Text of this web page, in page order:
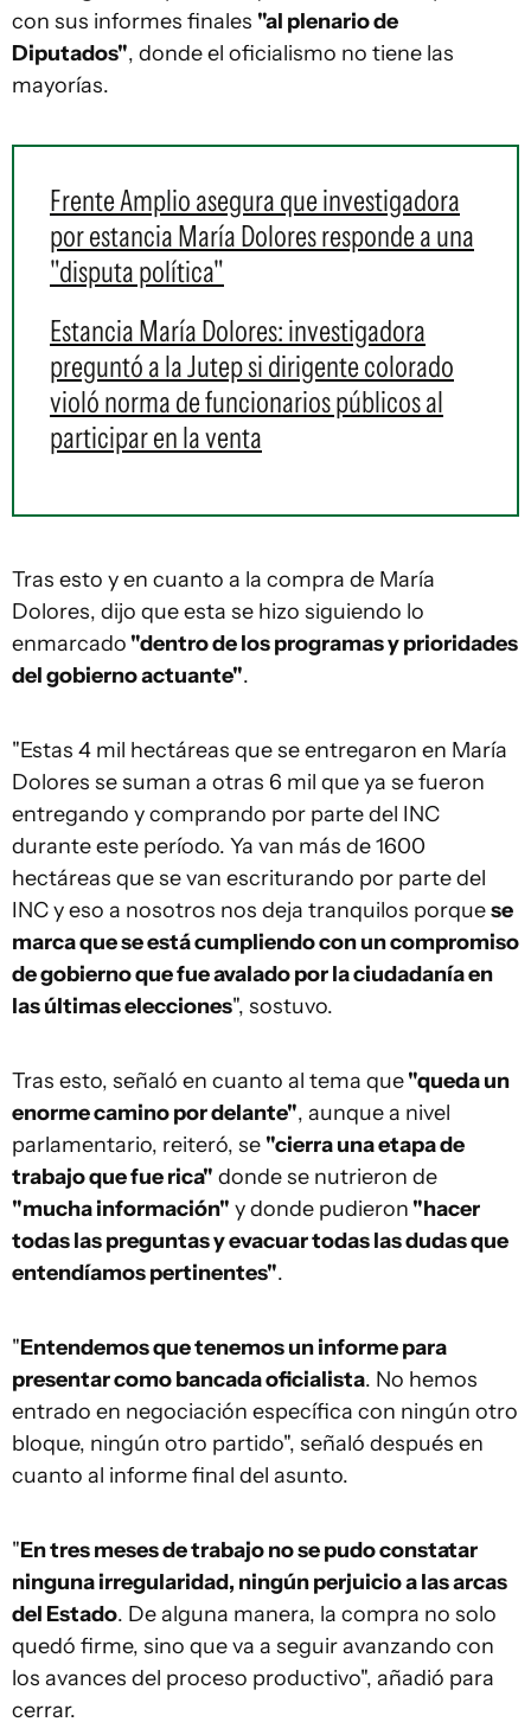
con sus informes finales "al plenario de
Diputados", donde el oficialismo no tiene las
mayorías.
Frente Amplio asegura que investigadora
por estancia María Dolores responde a una
"disputa política"
Estancia María Dolores: investigadora
preguntó a la Jutep si dirigente colorado
violó norma de funcionarios públicos al
participar en la venta
Tras esto y en cuanto a la compra de María
Dolores, dijo que esta se hizo siguiendo lo
enmarcado "dentro de los programas y prioridades
del gobierno actuante".
"Estas 4 mil hectáreas que se entregaron en María
Dolores se suman a otras 6 mil que ya se fueron
entregando y comprando por parte del INC
durante este período. Ya van más de 1600
hectáreas que se van escriturando por parte del
INC y eso a nosotros nos deja tranquilos porquese
marca que se está cumpliendo con un compromiso
de gobierno que fue avalado por la ciudadanía en
las últimas elecciones", sostuvo.
Tras esto, señaló en cuanto al tema que"queda un
enorme camino por delante", aunque a nivel
parlamentario, reiteró, se "cierra una etapa de
trabajo que fue rica" donde se nutrieron de
"mucha información" y donde pudieron "hacer
todas las preguntas y evacuar todas las dudas que
entendíamos pertinentes".
"Entendemos que tenemos un informe para
presentar como bancada oficialista. No hemos
entrado en negociación específica con ningún otro
bloque, ningún otro partido", señaló después en
cuanto al informe final del asunto.
"En tres meses de trabajo no se pudo constatar
ninguna irregularidad, ningún perjuicio a las arcas
del Estado. De alguna manera, la compra no solo
quedó firme, sino que va a seguir avanzando con
los avances del proceso productivo", añadió para
cerrar.